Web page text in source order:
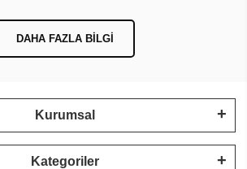
DAHA FAZLA BILGI
Kurumsal
Kategoriler